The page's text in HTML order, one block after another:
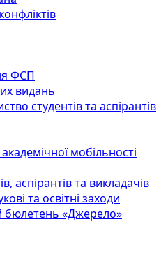
ФСП
видань
студентів та аспірантів
мобільності
аспірантів та викладачів
та освітні заходи
бюлетень «Джерело»